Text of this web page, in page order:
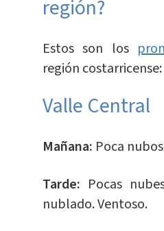
región?
Estos son los
región costarricense:
Valle Central
Mañana: Poca
Tarde: Pocas
nublado. Ventoso.